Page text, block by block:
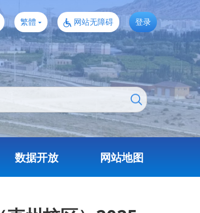
繁體 网站无障碍 登录
数据开放 网站地图